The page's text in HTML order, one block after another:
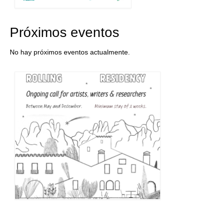
Próximos eventos
No hay próximos eventos actualmente.